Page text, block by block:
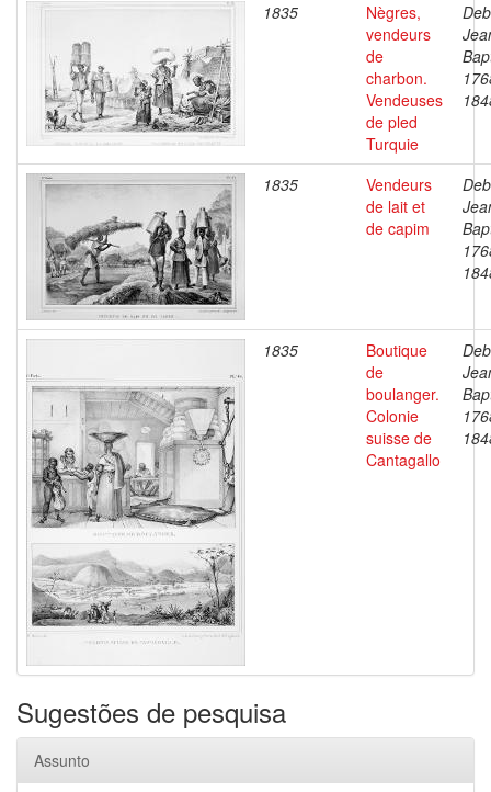
1835
Nègres,
vendeurs
de
charbon.
Vendeuses
de pled
Turquie
1835
Vendeurs
de lait et
de capim
1835
Boutique
de
boulanger.
Colonie
suisse de
Cantagallo
Sugestões de pesquisa
Assunto